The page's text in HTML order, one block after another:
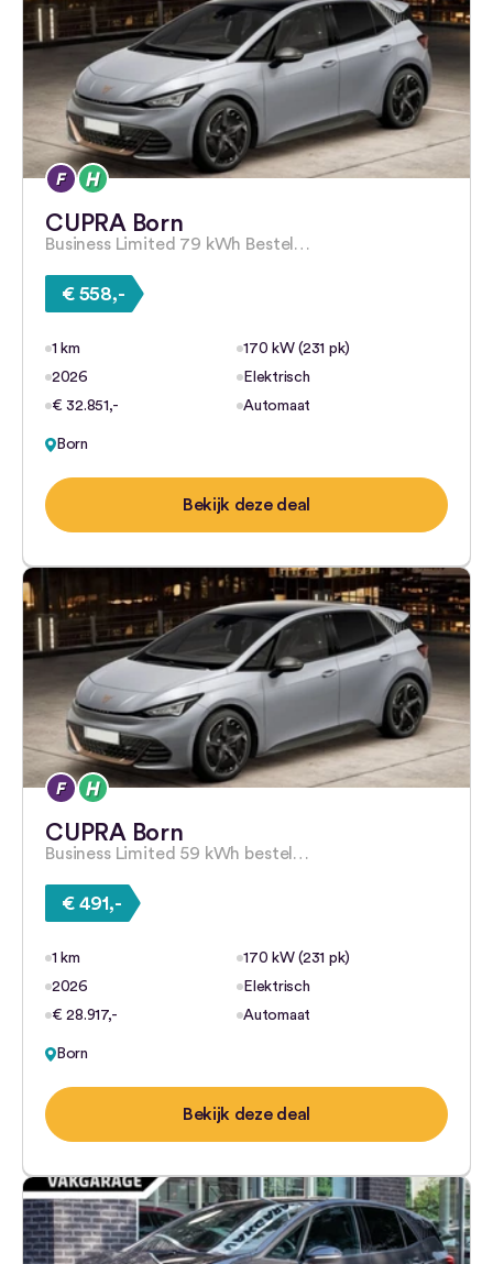
CUPRA Born
Business Limited 79 kWh Bestel…
€ 558,-
1 km
170 kW (231 pk)
2026
Elektrisch
€ 32.851,-
Automaat
Born
Bekijk deze deal
CUPRA Born
Business Limited 59 kWh bestel…
€ 491,-
1 km
170 kW (231 pk)
2026
Elektrisch
€ 28.917,-
Automaat
Born
Bekijk deze deal